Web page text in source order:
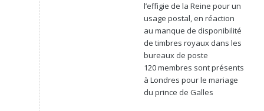
l’effigie de la Reine pour un
usage postal, en réaction
au manque de disponibilité
de timbres royaux dans les
bureaux de poste
120 membres sont présents
à Londres pour le mariage
du prince de Galles